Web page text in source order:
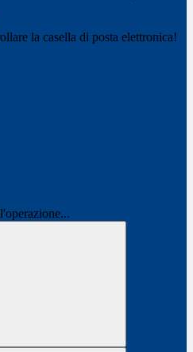
la casella di posta elettronica!